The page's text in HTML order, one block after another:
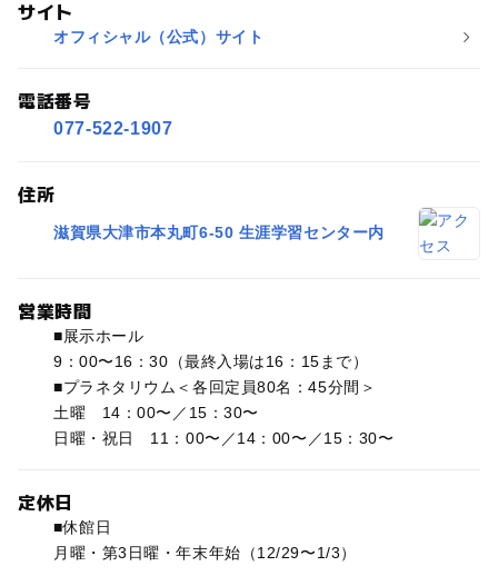
サイト
オフィシャル（公式）サイト
電話番号
077-522-1907
住所
滋賀県大津市本丸町6-50 生涯学習センター内
営業時間
■展示ホール
9：00〜16：30（最終入場は16：15まで）
■プラネタリウム＜各回定員80名：45分間＞
土曜 14：00〜／15：30〜
日曜・祝日 11：00〜／14：00〜／15：30〜
定休日
■休館日
月曜・第3日曜・年末年始（12/29〜1/3）